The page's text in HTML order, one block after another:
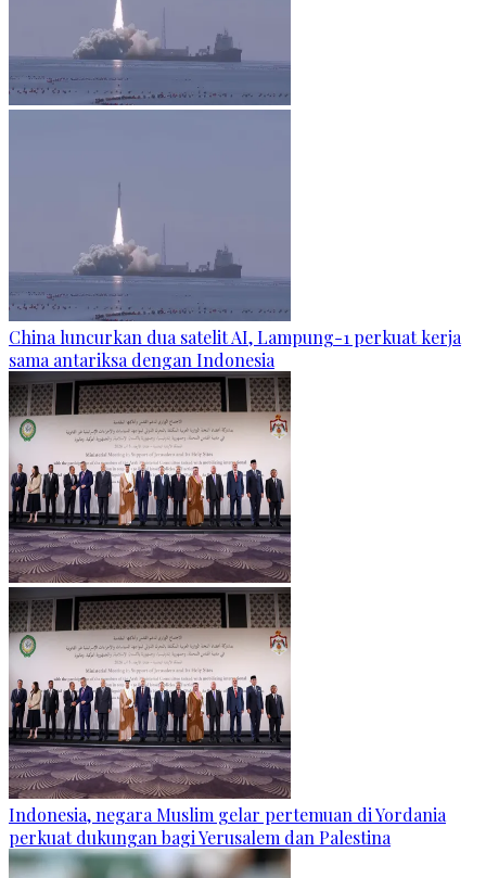
China luncurkan dua satelit AI, Lampung-1 perkuat kerja
sama antariksa dengan Indonesia
Indonesia, negara Muslim gelar pertemuan di Yordania
perkuat dukungan bagi Yerusalem dan Palestina